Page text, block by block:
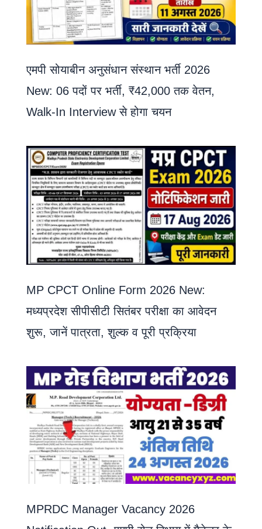
एमपी सोयाबीन अनुसंधान संस्थान भर्ती 2026
New: 06 पदों पर भर्ती, ₹42,000 तक वेतन,
Walk-In Interview से होगा चयन
MP CPCT Online Form 2026 New:
मध्यप्रदेश सीपीसीटी सितंबर परीक्षा का आवेदन
शुरू, जानें पात्रता, शुल्क व पूरी प्रक्रिया
MPRDC Manager Vacancy 2026